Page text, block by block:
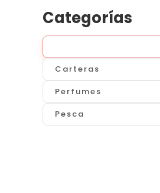
Categorías
Carteras
Perfumes
Pesca